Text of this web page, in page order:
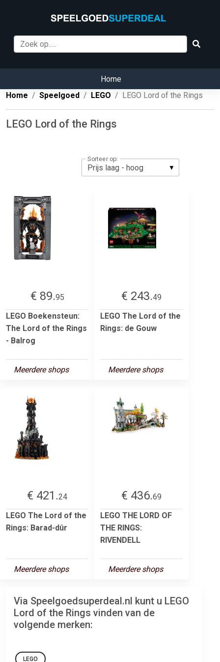
Home
Home
Speelgoed LEGO LEGO Lord of the Rings
LEGO Lord of the Rings
Sorteer op:
€ 89.95
LEGO Boekensteun:
The Lord of the Rings
- Balrog
Meerdere shops
€ 243.49
LEGO The Lord of the
Rings: de Gouw
Meerdere shops
€ 421.24
LEGO The Lord of the
Rings: Barad-dûr
Meerdere shops
€ 436.69
LEGO THE LORD OF
THE RINGS:
RIVENDELL
Meerdere shops
Via Speelgoedsuperdeal.nl kunt u LEGO
Lord of the Rings vinden van de
volgende merken:
LEGO